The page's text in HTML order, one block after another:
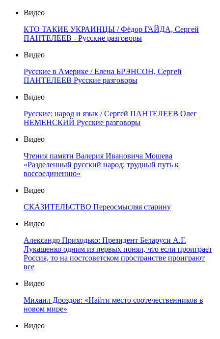
Видео
КТО ТАКИЕ УКРАИНЦЫ / Фёдор ГАЙДА, Сергей
ПАНТЕЛЕЕВ - Русские разговоры
Видео
Русские в Америке / Елена БРЭНСОН, Сергей
ПАНТЕЛЕЕВ Русские разговоры
Видео
Русские: народ и язык / Сергей ПАНТЕЛЕЕВ Олег
НЕМЕНСКИЙ Русские разговоры
Видео
Чтения памяти Валерия Ивановича Мошева
«Разделенный русский народ: трудный путь к
воссоединению»
Видео
СКАЗИТЕЛЬСТВО Переосмысляя старину
Видео
Александр Приходько: Президент Беларуси А.Г.
Лукашенко одним из первых понял, что если проиграет
Россия, то на постсоветском пространстве проиграют
все
Видео
Михаил Дроздов: «Найти место соотечественников в
новом мире»
Видео